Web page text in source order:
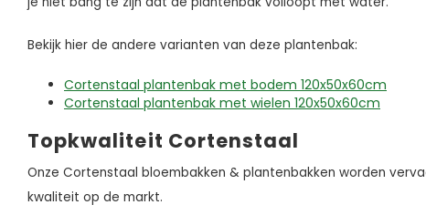
Bekijk hier de andere varianten van deze plantenbak:
Cortenstaal plantenbak met bodem 120x50x60cm
Cortenstaal plantenbak met wielen 120x50x60cm
Topkwaliteit Cortenstaal
Onze Cortenstaal bloembakken & plantenbakken worden
kwaliteit op de markt.